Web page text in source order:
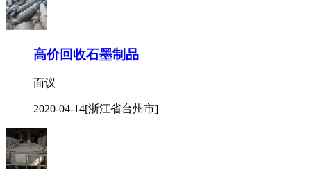
高价回收石墨制品
面议
2020-04-14[浙江省台州市]